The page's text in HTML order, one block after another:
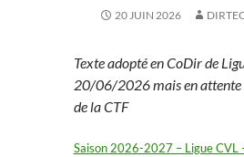
20 JUIN 2026
Texte adopté en CoDir de
20/06/2026 mais en attente
de la CTF
Saison 2026-2027 – Ligue CVL